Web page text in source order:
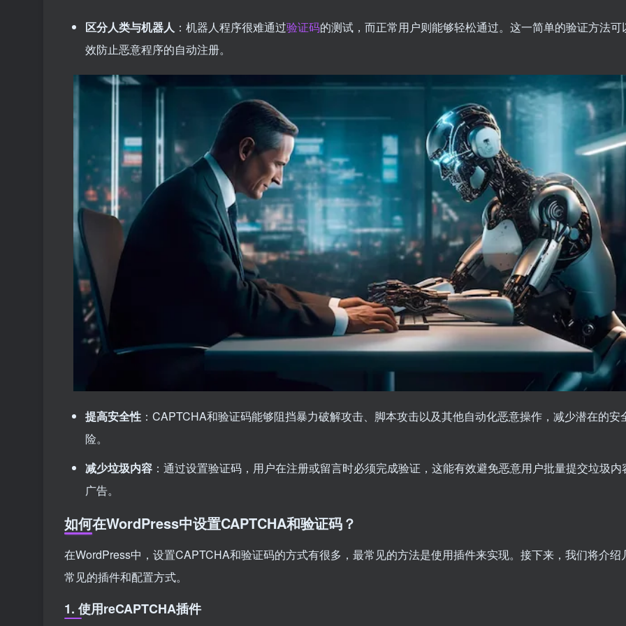
区分人类与机器人 ：机器人程序很难通过验证码的测试，而正常用户则能够轻松通过。这一简单的验证方法可
效防止恶意程序的自动注册。
提高安全性 ：CAPTCHA和验证码能够阻挡暴力破解攻击、脚本攻击以及其他自动化恶意操作，减少潜在的安
险。
减少垃圾内容 ：通过设置验证码，用户在注册或留言时必须完成验证，这能有效避免恶意用户批量提交垃圾内
广告。
如何在WordPress中设置CAPTCHA和验证码？
在WordPress中，设置CAPTCHA和验证码的方式有很多，最常见的方法是使用插件来实现。接下来，我们将介绍
常见的插件和配置方式。
1. 使用reCAPTCHA插件